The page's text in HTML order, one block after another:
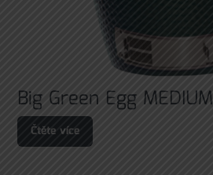
Big Green Egg MEDIUM
Čtěte více